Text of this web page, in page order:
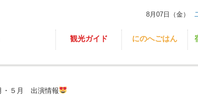
8月07日（金）
観光ガイド にのへごはん
・５月 出演情報